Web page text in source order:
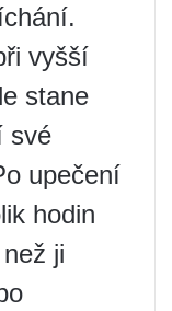
vyšší
stane
své
upečení
hodin
ji